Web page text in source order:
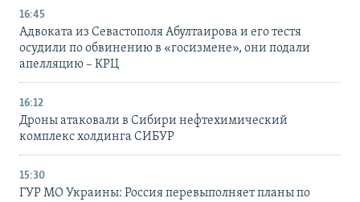
16:45
Адвоката из Севастополя Абултаирова и его тестя
осудили по обвинению в «госизмене», они подали
апелляцию – КРЦ
16:12
Дроны атаковали в Сибири нефтехимический
комплекс холдинга СИБУР
15:30
ГУР МО Украины: Россия перевыполняет планы по